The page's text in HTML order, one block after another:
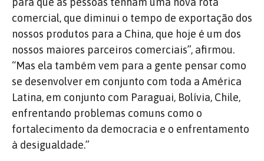
comercial, que diminui o tempo de exportação dos
nossos produtos para a China, que hoje é um dos
nossos maiores parceiros comerciais”, afirmou.
“Mas ela também vem para a gente pensar como
se desenvolver em conjunto com toda a América
Latina, em conjunto com Paraguai, Bolívia, Chile,
enfrentando problemas comuns como o
fortalecimento da democracia e o enfrentamento
à desigualdade.”